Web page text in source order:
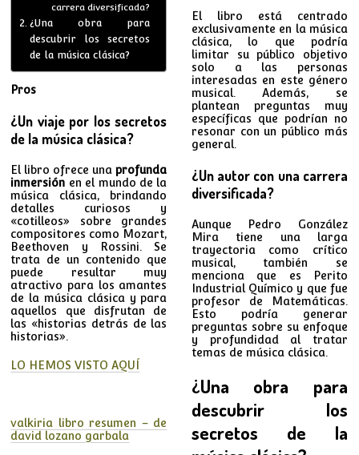
carrera diversificada?
¿Una obra para
descubrir los secretos
de la música clásica?
Pros
¿Un viaje por los secretos
de la música clásica?
El libro ofrece unaprofunda
inmersión en el mundo de la
música clásica, brindando
detalles curiosos y
«cotilleos» sobre grandes
compositores como Mozart,
Beethoven y Rossini. Se
trata de un contenido que
puede resultar muy
atractivo para los amantes
de la música clásica y para
aquellos que disfrutan de
las «historias detrás de las
historias».
LO HEMOS VISTO AQUÍ
valkiria libro resumen – de
david lozano garbala
El libro está centrado
exclusivamente en la música
clásica, lo que podría
limitar su público objetivo
solo a las personas
interesadas en este género
musical. Además, se
plantean preguntas muy
específicas que podrían no
resonar con un público más
general.
¿Un autor con una carrera
diversificada?
Aunque Pedro González
Mira tiene una larga
trayectoria como crítico
musical, también se
menciona que es Perito
Industrial Químico y que fue
profesor de Matemáticas.
Esto podría generar
preguntas sobre su enfoque
y profundidad al tratar
temas de música clásica.
¿Una obra para
descubrir los
secretos de la